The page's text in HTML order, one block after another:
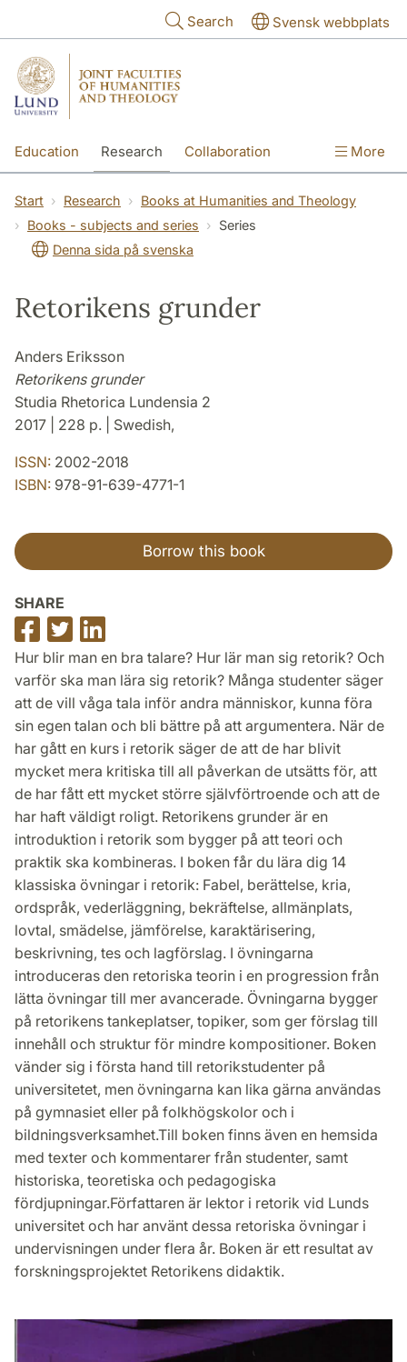
Search Svensk webbplats
Education Research Collaboration More
Start Research
Books at Humanities and Theology
Books - subjects and series
Series
Denna sida på svenska
Retorikens grunder
Anders Eriksson
Retorikens grunder
Studia Rhetorica Lundensia 2
2017 | 228 p. | Swedish,
ISSN: 2002-2018
ISBN: 978-91-639-4771-1
Borrow this book
SHARE
Share
on
Facebook
Share
on
Twitter
on
LinkedIn
Hur blir man en bra talare? Hur lär man sig retorik? Och
varför ska man lära sig retorik? Många studenter säger
att de vill våga tala inför andra människor, kunna föra
sin egen talan och bli bättre på att argumentera. När de
har gått en kurs i retorik säger de att de har blivit
mycket mera kritiska till all påverkan de utsätts för, att
de har fått ett mycket större självförtroende och att de
har haft väldigt roligt. Retorikens grunder är en
introduktion i retorik som bygger på att teori och
praktik ska kombineras. I boken får du lära dig 14
klassiska övningar i retorik: Fabel, berättelse, kria,
ordspråk, vederläggning, bekräftelse, allmänplats,
lovtal, smädelse, jämförelse, karaktärisering,
beskrivning, tes och lagförslag. I övningarna
introduceras den retoriska teorin i en progression från
lätta övningar till mer avancerade. Övningarna bygger
på retorikens tankeplatser, topiker, som ger förslag till
innehåll och struktur för mindre kompositioner. Boken
vänder sig i första hand till retorikstudenter på
universitetet, men övningarna kan lika gärna användas
på gymnasiet eller på folkhögskolor och i
bildningsverksamhet.Till boken finns även en hemsida
med texter och kommentarer från studenter, samt
historiska, teoretiska och pedagogiska
fördjupningar.Författaren är lektor i retorik vid Lunds
universitet och har använt dessa retoriska övningar i
undervisningen under flera år. Boken är ett resultat av
forskningsprojektet Retorikens didaktik.